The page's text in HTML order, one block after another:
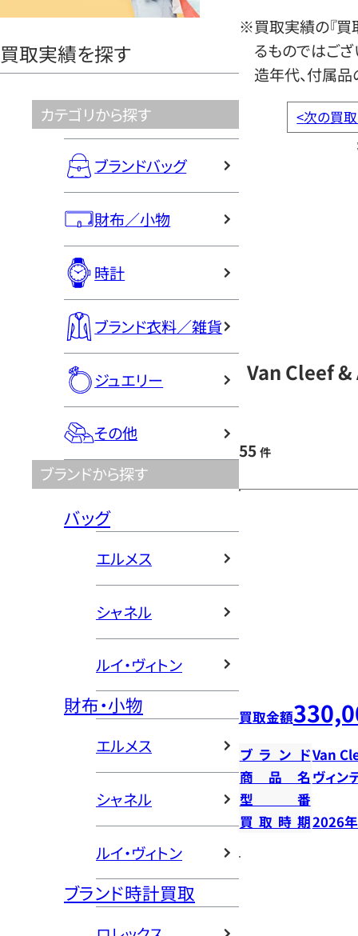
買取実績を探す
カテゴリから探す
ブランドバッグ
財布／小物
時計
ブランド衣料／雑貨
ジュエリー
その他
ブランドから探す
バッグ
エルメス
シャネル
ルイ・ヴィトン
財布・小物
エルメス
シャネル
ルイ・ヴィトン
ブランド時計買取
※買取実績の『買
るものではござ
造年代、付属品
<次の買
Van Cleef &
55 件
買取金額
ブランドVan
商品名 ヴィン
型番
買取時期2026